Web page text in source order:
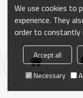
Inicio
We use cookies to
experience. They
order to constantly
Accept all
Necessary